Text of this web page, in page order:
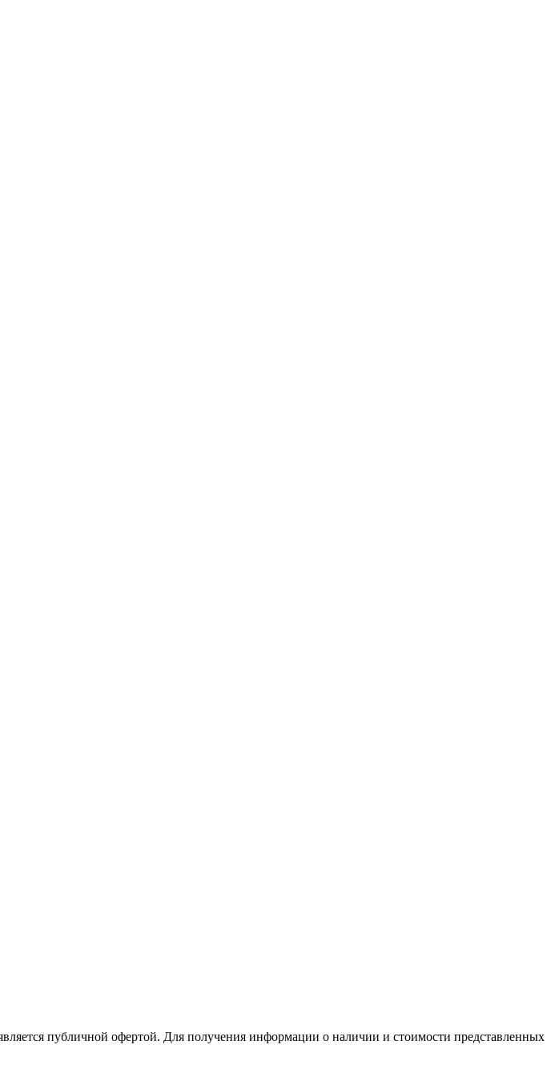
публичной офертой. Для получения информации о наличии и стоимости представленных